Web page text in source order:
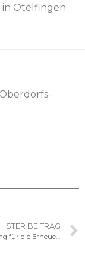
in Otelfin­gen
BEITRAG
Wahlanordnung für die Erneuerungswahlen der Gemeindebehörden für die Amtsdauer 2026 — 2030